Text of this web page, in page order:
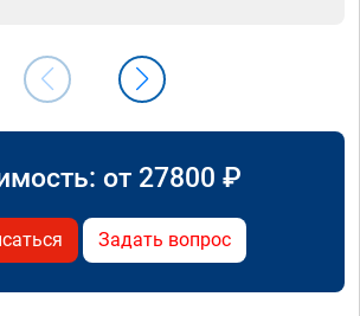
от 27800 ₽
Задать вопрос